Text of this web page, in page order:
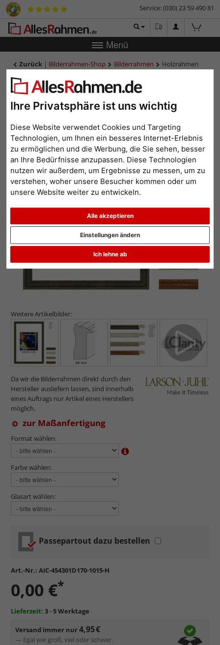
Ihre Privatsphäre ist uns wichtig
Diese Website verwendet Cookies und Targeting
Technologien, um Ihnen ein besseres Internet-Erlebnis
zu ermöglichen und die Werbung, die Sie sehen, besser
an Ihre Bedürfnisse anzupassen. Diese Technologien
nutzen wir außerdem, um Ergebnisse zu messen, um zu
verstehen, woher unsere Besucher kommen oder um
unsere Website weiter zu entwickeln.
Alle akzeptieren
Ich lehne ab
Einstellungen ändern
Service: (030) 23 59 490 81
Menü
Zurück | Bilderrahmen-Shop Bilderrahmen
Holzrahmen
Holzrahmen Brittany 2,8
Weitere Artikelbilder:
Da wir die Bilderrahmen direkt durch den
Hersteller ausliefern lassen, sind innerhalb
eines Auftrags nur Artikel eines Herstellers
möglich.
zur Maßanfertigung
Format wählen:
Farbe wählen:
Glasart wählen:
Passepartout dazu bestellen
Art.-Nr.: AIC-454301D170-1015-H
0,00 €*
Lieferzeit: 3 - 5 Werktage
Versand immer nur4,95 €
— Egal wie groß, viel oder schwer.